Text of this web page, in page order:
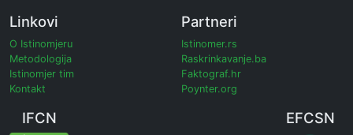
Linkovi
O Istinomjeru
Metodologija
Istinomjer tim
Kontakt
Partneri
Istinomer.rs
Raskrinkavanje.ba
Faktograf.hr
Poynter.org
IFCN EFCSN